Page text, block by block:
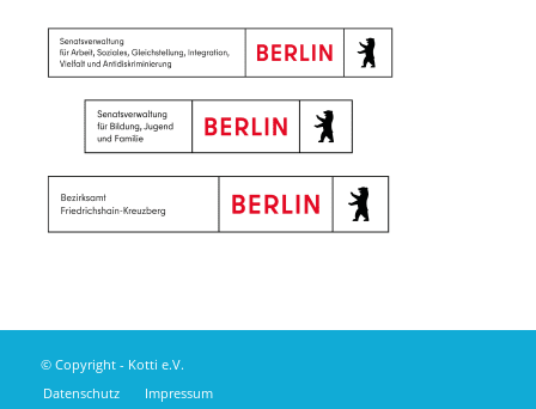
© Copyright - Kotti e.V.
Datenschutz
Impressum